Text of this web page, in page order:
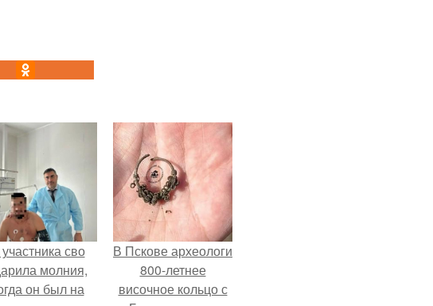
сво
молния,
он был на
В Пскове археологи
800-летнее
височное кольцо с